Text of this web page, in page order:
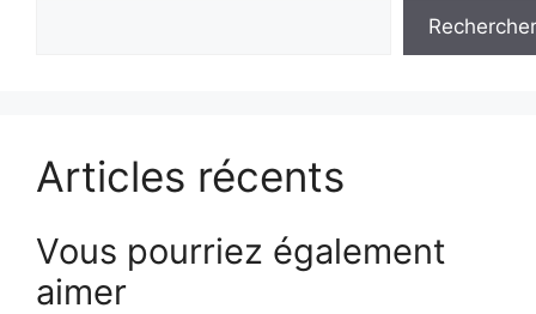
Rechercher
Articles récents
Vous pourriez également
aimer